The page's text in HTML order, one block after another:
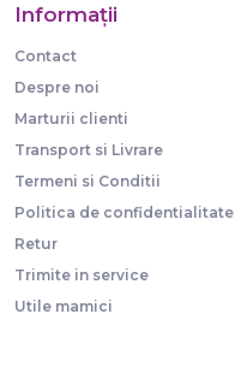
Informaţii
Contact
Despre noi
Marturii clienti
Transport si Livrare
Termeni si Conditii
Politica de confidentialitate
Retur
Trimite in service
Utile mamici